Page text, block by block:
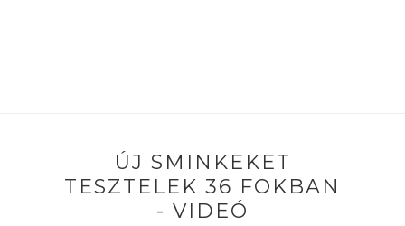
ÚJ SMINKEKET
TESZTELEK 36 FOKBAN
- VIDEÓ